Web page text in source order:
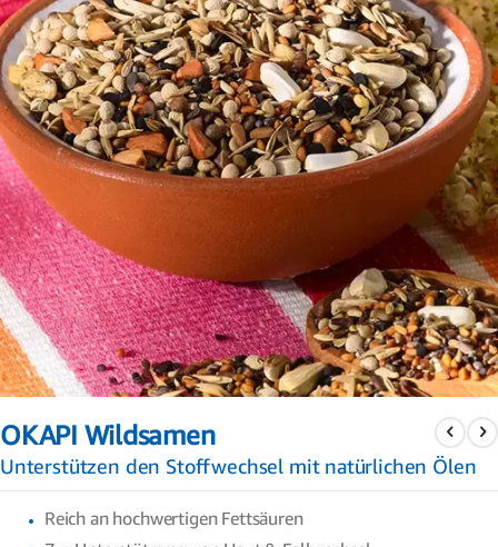
der
springen
OKAPI Wildsamen
Unterstützen den Stoffwechsel mit natürlichen Ölen
Reich an hochwertigen Fettsäuren